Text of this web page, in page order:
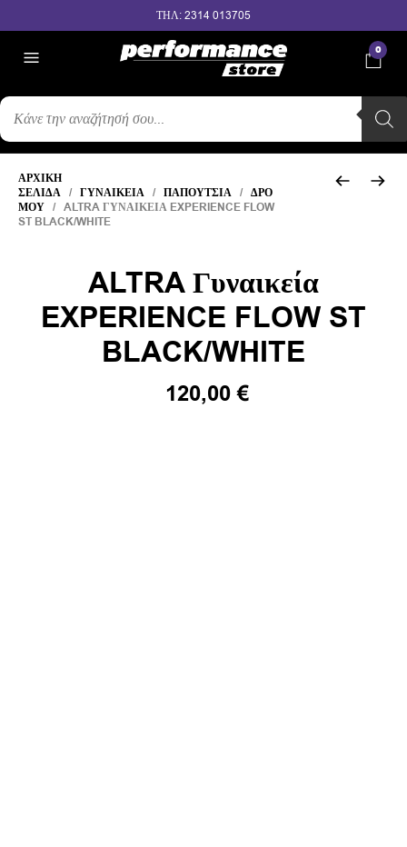
ΤΗΛ: 2314 013705
0
ΑΝΑΖΉΤΗΣΗ
ΠΡΟΪΌΝΤΩΝ
ΑΡΧΙΚΉ
ΣΕΛΊΔΑ / ΓΥΝΑΙΚΕΊΑ / ΠΑΠΟΎΤΣΙΑ / ΔΡΌ
ΜΟΥ / ALTRA ΓΥΝΑΙΚΕΊΑ EXPERIENCE FLOW
ST BLACK/WHITE
ALTRA Γυναικεία
EXPERIENCE FLOW ST
BLACK/WHITE
Original
120,00€Η